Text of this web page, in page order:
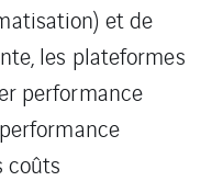
et de
les plateformes
performance
coûts